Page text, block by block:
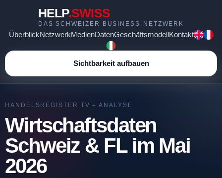
HELP.SWISS
DAS SCHWEIZER BUSINESS-NETZWERK
ÜberblickNetzwerkMedienDatenGeschäftsmodellKontakt
Sichtbarkeit aufbauen
HANDELSREGISTER TV – ANALYSE
Wirtschaftsdaten
Schweiz & FL im Mai
2026